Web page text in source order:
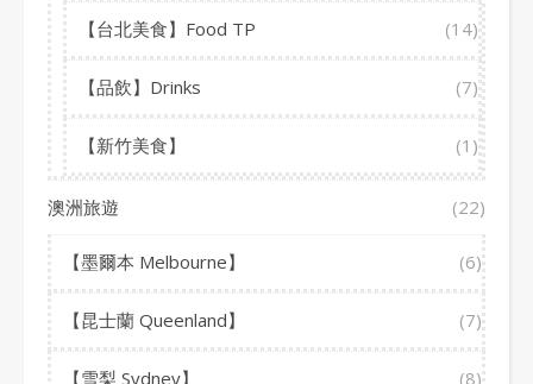
【台北美食】Food TP (14)
【品飲】Drinks (7)
【新竹美食】 (1)
澳洲旅遊 (22)
【墨爾本 Melbourne】 (6)
【昆士蘭 Queenland】 (7)
【雪梨 Sydney】 (8)